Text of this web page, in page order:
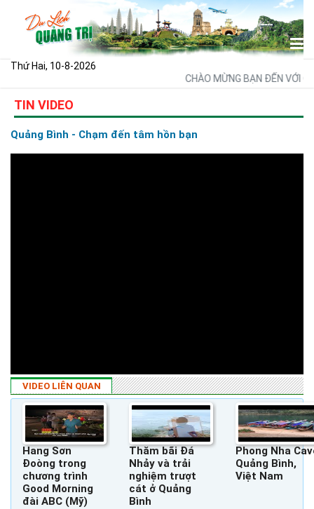
Thứ Hai, 10-8-2026
CHÀO MỪNG BẠN ĐẾN VỚI
TIN VIDEO
Quảng Bình - Chạm đến tâm hồn bạn
VIDEO LIÊN QUAN
Hang Sơn
Đoòng trong
chương trình
Good Morning
đài ABC (Mỹ)
Thăm bãi Đá
Nhảy và trải
nghiệm trượt
cát ở Quảng
Bình
Phong Nha
Quảng Bình,
Việt Nam